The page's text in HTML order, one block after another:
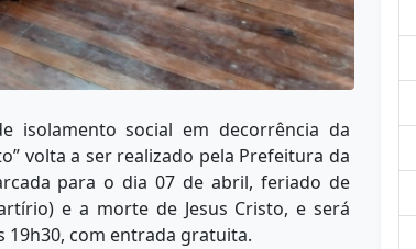
isolamento social em decorrência da
volta a ser realizado pela Prefeitura da
para o dia 07 de abril, feriado de
e a morte de Jesus Cristo, e será
19h30, com entrada gratuita.